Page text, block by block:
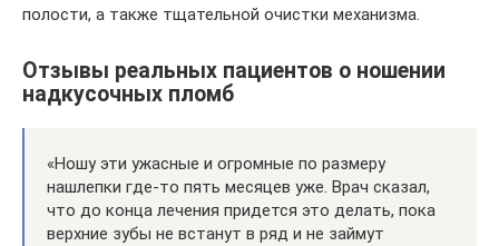
полости, а также тщательной очистки механизма.
Отзывы реальных пациентов о ношении
надкусочных пломб
«Ношу эти ужасные и огромные по размеру
нашлепки где-то пять месяцев уже. Врач сказал,
что до конца лечения придется это делать, пока
верхние зубы не встанут в ряд и не займут